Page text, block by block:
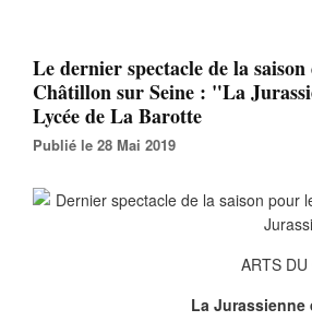
Le dernier spectacle de la
Châtillon sur Seine : "La
Lycée de La Barotte
Publié le 28 Mai 2019
ARTS
La Jurassienne